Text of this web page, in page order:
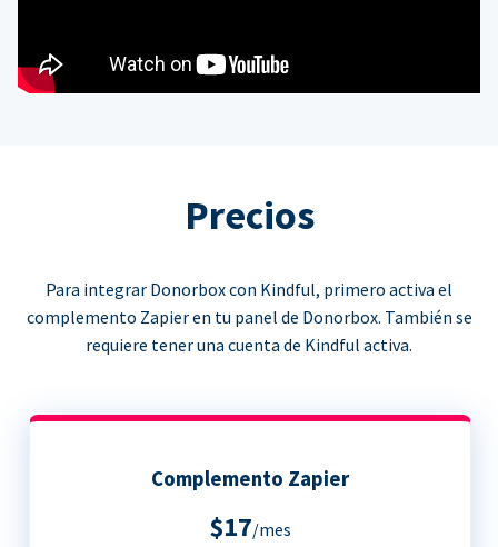
Precios
Para integrar Donorbox con Kindful, primero activa el
complemento Zapier en tu panel de Donorbox. También se
requiere tener una cuenta de Kindful activa.
Complemento Zapier
$17/mes